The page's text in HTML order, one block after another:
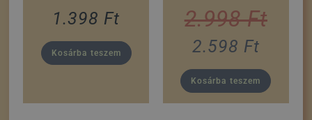
1.398 Ft
Kosárba teszem
2.998Ft
2.598 Ft
Kosárba teszem